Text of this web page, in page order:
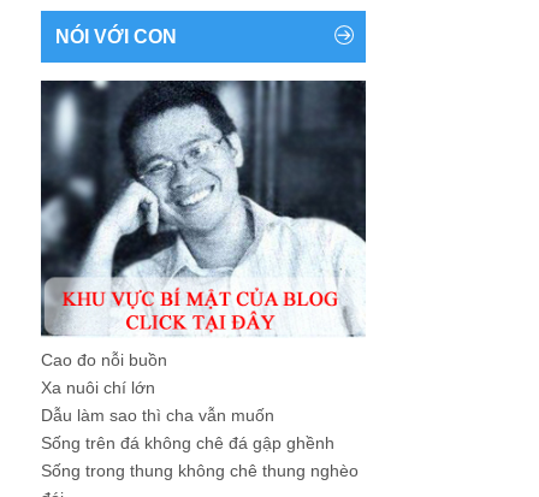
NÓI VỚI CON
Cao đo nỗi buồn
Xa nuôi chí lớn
Dẫu làm sao thì cha vẫn muốn
Sống trên đá không chê đá gập ghềnh
Sống trong thung không chê thung nghèo